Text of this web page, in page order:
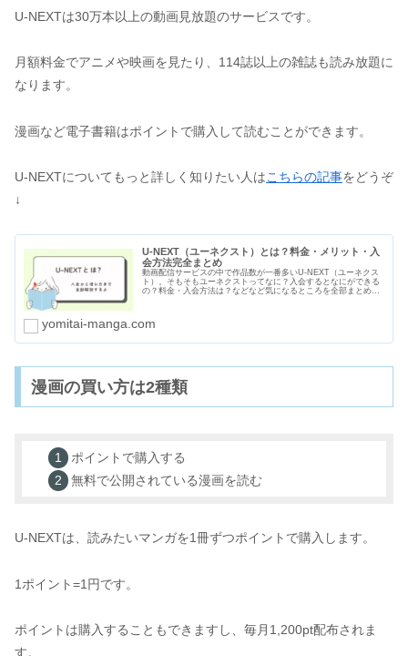
U-NEXTは30万本以上の動画見放題のサービスです。
月額料金でアニメや映画を見たり、114誌以上の雑誌も読み放題に
なります。
漫画など電子書籍はポイントで購入して読むことができます。
U-NEXTについてもっと詳しく知りたい人はこちらの記事をどうぞ
↓
U-NEXT（ユーネクスト）とは？料金・メリット・入
会方法完全まとめ
動画配信サービスの中で作品数が一番多いU-NEXT（ユーネクス
ト）。そもそもユーネクストってなに？入会するとなにができる
の？料金・入会方法は？などなど気になるところを全部まとめま
yomitai-manga.com
漫画の買い方は2種類
ポイントで購入する
無料で公開されている漫画を読む
U-NEXTは、読みたいマンガを1冊ずつポイントで購入します。
1ポイント=1円です。
ポイントは購入することもできますし、毎月1,200pt配布されま
す。